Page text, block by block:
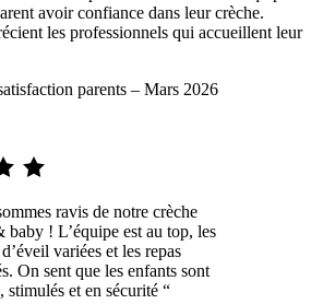
avoir confiance dans leur crèche.
les professionnels qui accueillent leur
parents – Mars 2026
ravis de notre crèche
baby ! L’équipe est au top, les
variées et les repas
On sent que les enfants sont
stimulés et en sécurité “